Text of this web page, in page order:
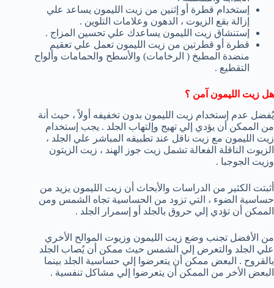
إستخدام قطرة أو إثنين من زيت الليمون يساعد علي
إزالة بقع الزيوت ، الدهون وعلامات التلوين .
إستنشاق زيت الليمون يساعدك علي تحسين المزاج .
قطرة أو قطرتين من زيت الليمون تعمل علي تعقيم
منضدة المطبخ ( الرخامات) والأسطح والحمامات وألواح
التقطيع .
هل زيت الليمون آمن ؟
يُفضل عدم إستخدام زيت الليمون بدون تخفيفه أولاً ، حيث أنة
من الممكن أن يؤدي إلي تهيج وإلتهاب الجلد . يجب إستخدام
زيت الليمون مع زيت ناقل عند تطبيقه المباشر علي الجلد ،
الزيوت الناقلة الفعالة تشمل زيت جوز الهند ، زيت الزيتون
وزيت الجوجبا .
أثبتت الكثير من الدراسات والأبحاث أن زيت الليمون يزيد من
حساسية الضوء ، التي تزود من الحساسية تجاه الشمس ومن
الممكن أن تؤدي إلي حروق بالجلد أو إسمرار الجلد .
من الأفضل تجنب وضع زيت الليمون وزيوت الموالح الأخري
علي الجلد والتعرض إلي الشمس حيث ممكن أن يُصاب الجلد
بالقروح . البعض ممكن أن يتعرضوا إلي حساسية الجلد بينما
البعض الأخر من الممكن أن يتعرضوا إلي مشاكل تنفسية .